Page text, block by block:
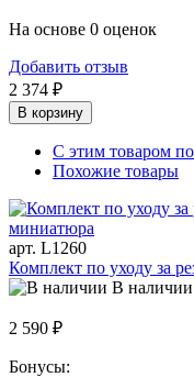
На основе 0 оценок
Добавить отзыв
2 374 ₽
В корзину
С этим товаром
Похожие товары
арт. L1260
Комплект по уходу за
В
2 590 ₽
Бонусы: